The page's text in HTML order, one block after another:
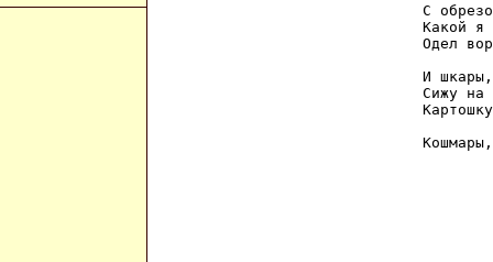
С
Какой я
Одел
И
Сижу на